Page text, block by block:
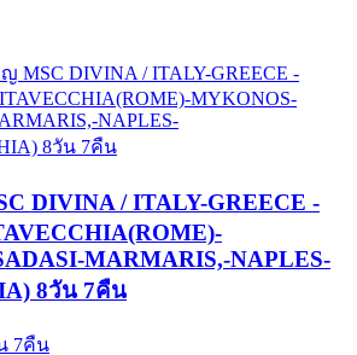
DIVINA / ITALY-GREECE -
MARMARIS,-NAPLES-
8วัน 7คืน
7คืน